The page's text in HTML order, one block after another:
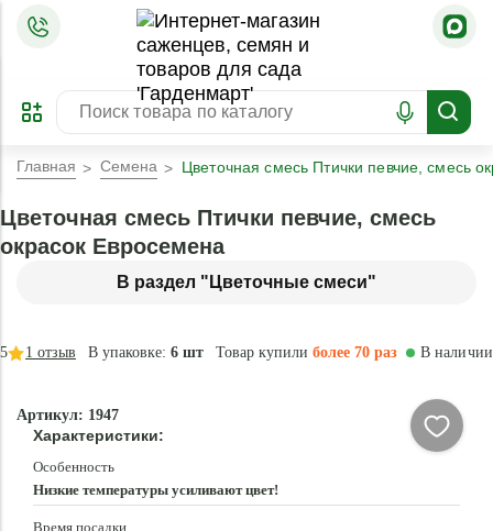
ПРЕДЗАКАЗ
ЗАБРОНИРОВАТЬ
ЛУЧШЕЕ
Главная Семена Цветочная смесь Птички певчие, смесь
В раздел "Цветочные смеси"
Цветочная смесь Птички певчие, смесь
окрасок Евросемена
В упаковке: 6 шт Товар купили более 70 раз
5 1 отзыв В наличии
Артикул: 1947
Характеристики:
Особенность
Низкие температуры усиливают цвет!
Время посадки